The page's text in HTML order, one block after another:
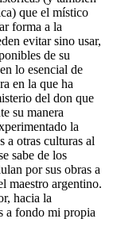
que el místico
forma a la
evitar sino usar,
de su
lo esencial de
en la que ha
del don que
su manera
la
a otras culturas al
sabe de los
por sus obras a
maestro argentino.
hacia la
a fondo mi propia